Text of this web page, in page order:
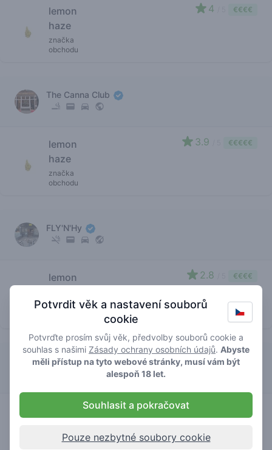
lemon
haze
značka
obchodu
4 €€€€
The Canna Club
lemon
haze
značka
obchodu
3.9 €€€€€
FLY'N'Hy
lemon
značka
2.8 €€€€
Cafe Mix
značka
Potvrdit věk a nastavení souborů
cookie
Potvrďte prosím svůj věk, předvolby souborů cookie a
souhlas s našimi Zásady ochrany osobních údajů. Abyste
měli přístup na tyto webové stránky, musí vám být
alespoň 18 let.
Souhlasit a pokračovat
Pouze nezbytné soubory cookie